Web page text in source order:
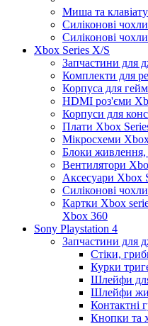
Миша та
Силіконові
Силіконові
Xbox Series X/S
Запчастини для
Комплекти для
Корпуса для
HDMI роз'єми
Корпуси для
Плати Xbox
Мікросхеми
Блоки живлення,
Вентилятори
Аксесуари Xbox
Силіконові
Картки Xbox
Xbox 360
Sony Playstation 4
Запчастини для
Стіки,
Курки
Шлейфи
Шлейфи
Контактні
Кнопки та